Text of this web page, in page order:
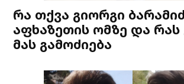
რა თქვა გიორგი
აფხაზეთის ომზე და რას
მას გამოძიება